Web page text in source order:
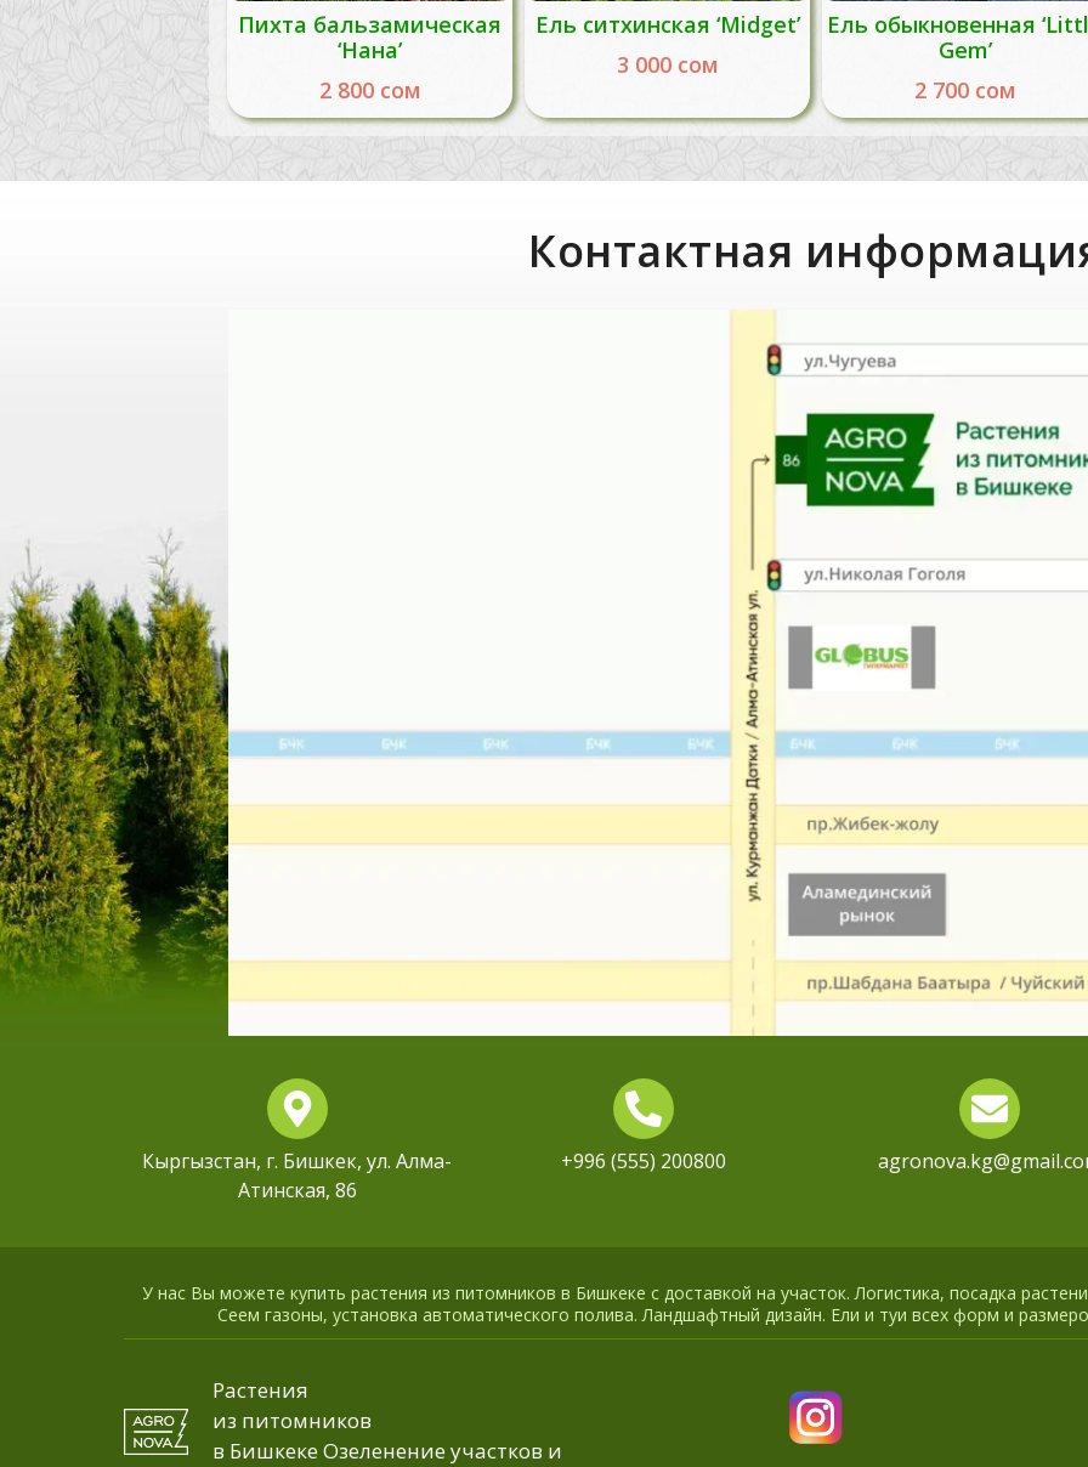
Пихта бальзамическая
‘Нана’
2 800 сом
Ель ситхинская ‘Midget’
3 000 сом
Ель обыкновенная
Gem’
2 700 сом
Контактная
Кыргызстан, г. Бишкек, ул. Алма-
Атинская, 86
+996 (555) 200800
У нас Вы можете купить растения из питомников в Бишкеке с доставкой на участок. Логистика, посадка
Сеем газоны, установка автоматического полива. Ландшафтный дизайн. Ели и туи всех форм и
Растения
из питомников
в Бишкеке Озеленение участков и